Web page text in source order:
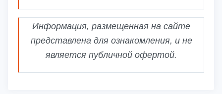
Информация, размещенная на сайте
представлена для ознакомления, и не
является публичной офертой.